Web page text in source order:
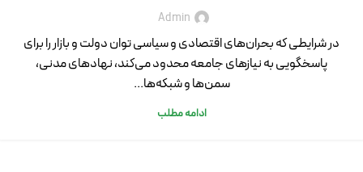
Admin
در شرایطی که بحران‌های اقتصادی و سیاسی توان دولت و بازار را برای
پاسخگویی به نیازهای جامعه محدود می‌کند، نهادهای مدنی،
سمن‌ها و شبکه‌ها...
ادامه مطلب